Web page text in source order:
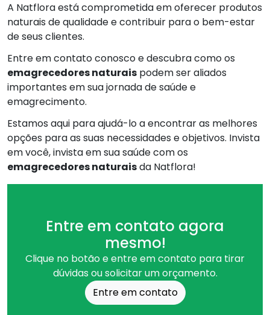
A Natflora está comprometida em oferecer produtos
naturais de qualidade e contribuir para o bem-estar
de seus clientes.
Entre em contato conosco e descubra como os
emagrecedores naturais podem ser aliados
importantes em sua jornada de saúde e
emagrecimento.
Estamos aqui para ajudá-lo a encontrar as melhores
opções para as suas necessidades e objetivos. Invista
em você, invista em sua saúde com os
emagrecedores naturaisda Natflora!
Entre em contato agora
mesmo!
Clique no botão e entre em contato para tirar
dúvidas ou solicitar um orçamento.
Entre em contato